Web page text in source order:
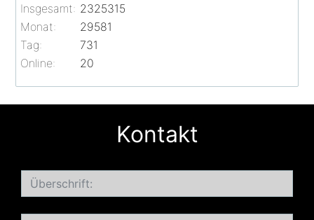
Online: 20
Insgesamt: 2325315
Monat:
29581
Tag:
731
Kontakt